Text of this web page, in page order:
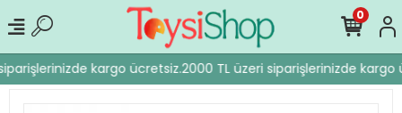
kargo ücretsiz.2000 TL üzeri siparişlerinizde kargo
0